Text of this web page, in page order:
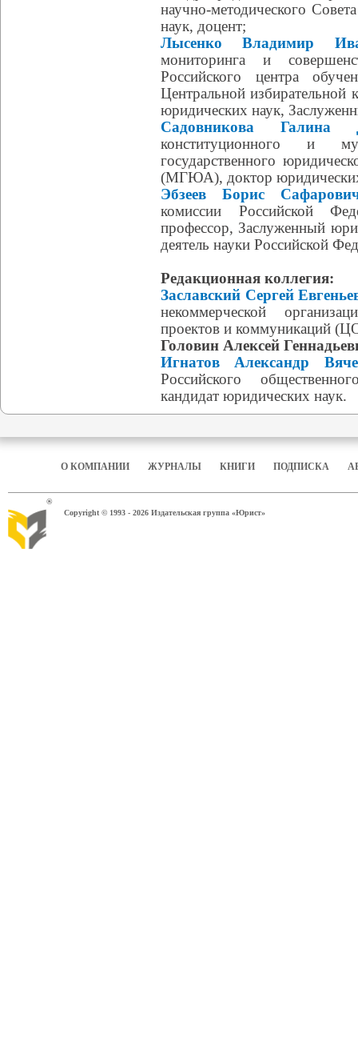
научно-методического
наук, доцент;
Лысенко Владимир
мониторинга и
Российского центра
Центральной избирательной
юридических наук,
Садовникова Галина
конституционного и
государственного
(МГЮА), доктор
Эбзеев Борис
комиссии Российской
профессор, Заслуженный
деятель науки Российской
Редакционная коллегия:
Заславский Сергей
некоммерческой
проектов и коммуникаций
Головин Алексей
Игнатов Александр
Российского
кандидат юридических наук.
О КОМПАНИИ ЖУРНАЛЫ КНИГИ ПОДПИСКА
®
Copyright © 1993 - 2026 Издательская группа «Юрист»